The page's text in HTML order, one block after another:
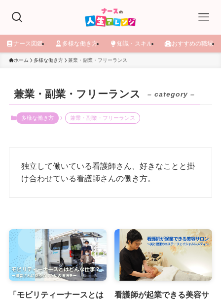
ナース図鑑 多様な働き方 知識・スキル おすすめの職場
ホーム 多様な働き方 兼業・副業・フリーランス
兼業・副業・フリーランス – category –
多様な働き方 兼業・副業・フリーランス
独立して働いている看護師さん、好きなことと掛
け合わせている看護師さんの働き方。
「モビリティーナースとは
看護師が起業できる美容サ